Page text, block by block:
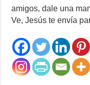
amigos, dale una
Ve, Jesús te envía